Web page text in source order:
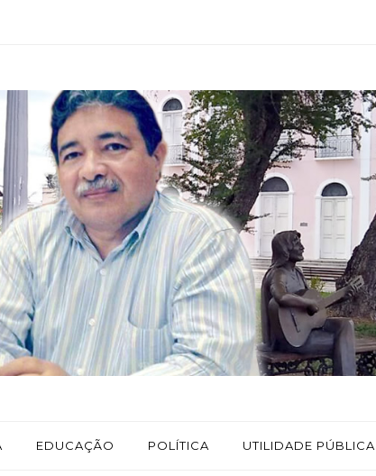
EDUCAÇÃO POLÍTICA UTILIDADE PÚBLICA